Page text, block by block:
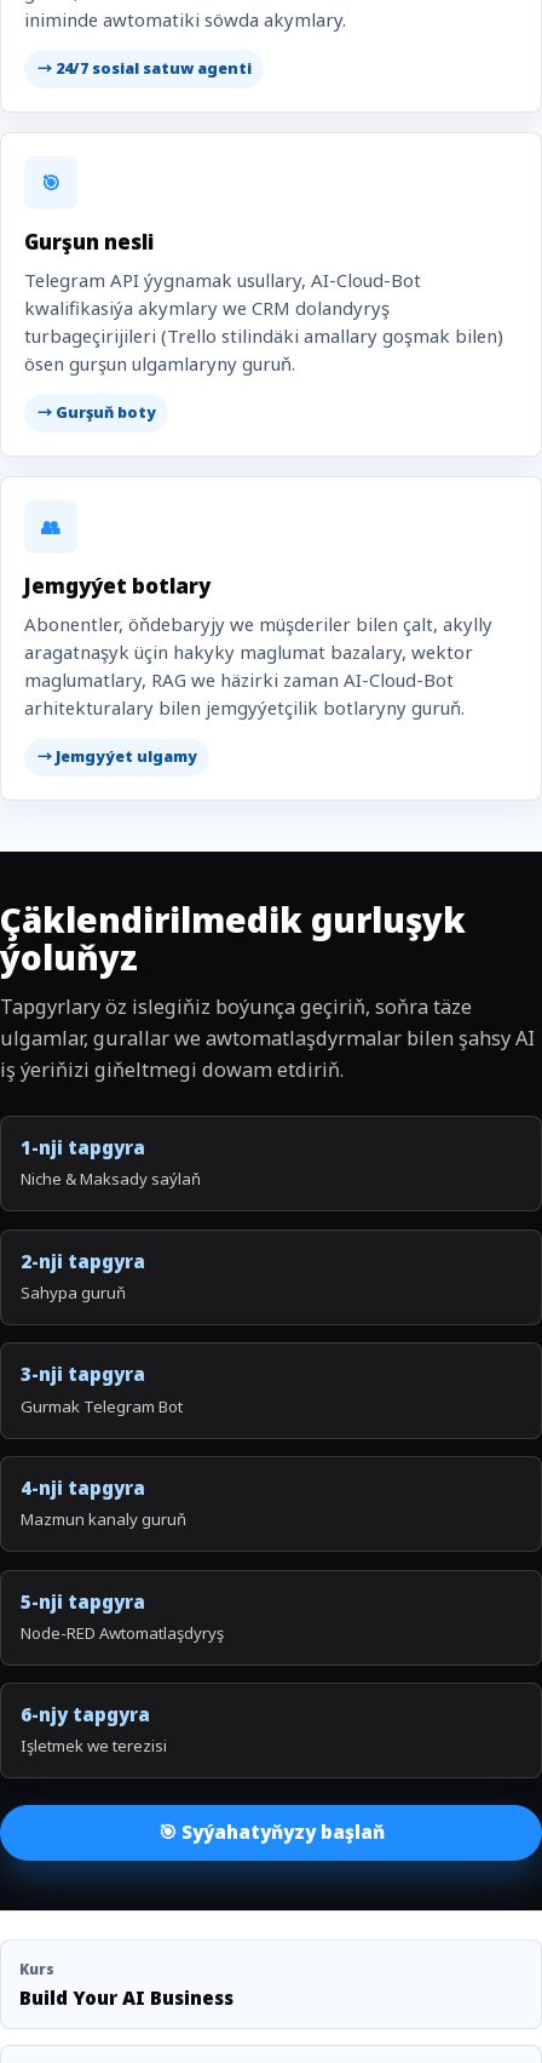
iniminde awtomatiki söwda akymlary.
→ 24/7 sosial satuw agenti
🎯
Gurşun nesli
Telegram API ýygnamak usullary, AI-Cloud-Bot
kwalifikasiýa akymlary we CRM dolandyryş
turbageçirijileri (Trello stilindäki amallary goşmak bilen)
ösen gurşun ulgamlaryny guruň.
→ Gurşuň boty
👥
Jemgyýet botlary
Abonentler, öňdebaryjy we müşderiler bilen çalt, akylly
aragatnaşyk üçin hakyky maglumat bazalary, wektor
maglumatlary, RAG we häzirki zaman AI-Cloud-Bot
arhitekturalary bilen jemgyýetçilik botlaryny guruň.
→ Jemgyýet ulgamy
Çäklendirilmedik gurluşyk
ýoluňyz
Tapgyrlary öz islegiňiz boýunça geçiriň, soňra täze
ulgamlar, gurallar we awtomatlaşdyrmalar bilen şahsy AI
iş ýeriňizi giňeltmegi dowam etdiriň.
1-nji tapgyra
Niche & Maksady saýlaň
2-nji tapgyra
Sahypa guruň
3-nji tapgyra
Gurmak Telegram Bot
4-nji tapgyra
Mazmun kanaly guruň
5-nji tapgyra
Node-RED Awtomatlaşdyryş
6-njy tapgyra
Işletmek we terezisi
🎯 Syýahatyňyzy başlaň
Kurs
Build Your AI Business